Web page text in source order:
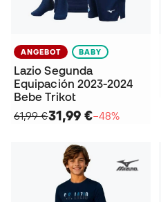
ANGEBOT BABY
Lazio Segunda
Equipación 2023-2024
Bebe Trikot
61,99 €31,99 €−48%